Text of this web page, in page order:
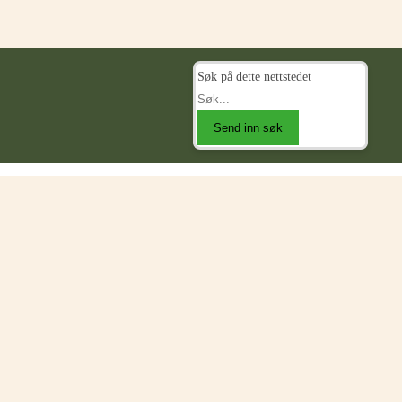
Søk på dette nettstedet
Send inn søk